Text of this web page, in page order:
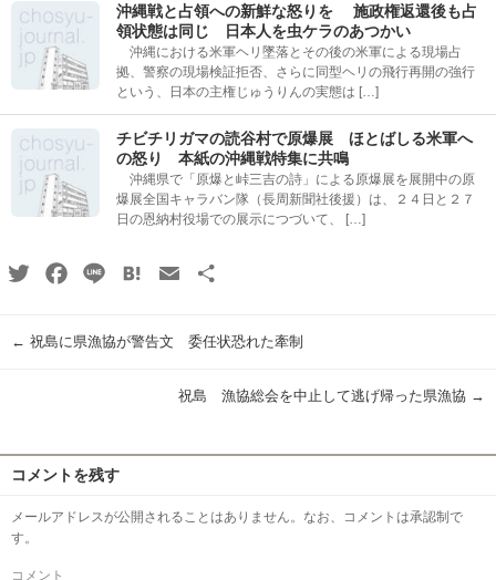
沖縄戦と占領への新鮮な怒りを 施政権返還後も占
領状態は同じ 日本人を虫ケラのあつかい
沖縄における米軍ヘリ墜落とその後の米軍による現場占
拠、警察の現場検証拒否、さらに同型ヘリの飛行再開の強行
という、日本の主権じゅうりんの実態は […]
チビチリガマの読谷村で原爆展 ほとばしる米軍へ
の怒り 本紙の沖縄戦特集に共鳴
沖縄県で「原爆と峠三吉の詩」による原爆展を展開中の原
爆展全国キャラバン隊（長周新聞社後援）は、２４日と２７
日の恩納村役場での展示につづいて、 […]
TwitterFacebook
Line HatenaEmail
← 祝島に県漁協が警告文 委任状恐れた牽制
祝島 漁協総会を中止して逃げ帰った県漁協 →
コメントを残す
メールアドレスが公開されることはありません。なお、コメントは承認制で
す。
コメント